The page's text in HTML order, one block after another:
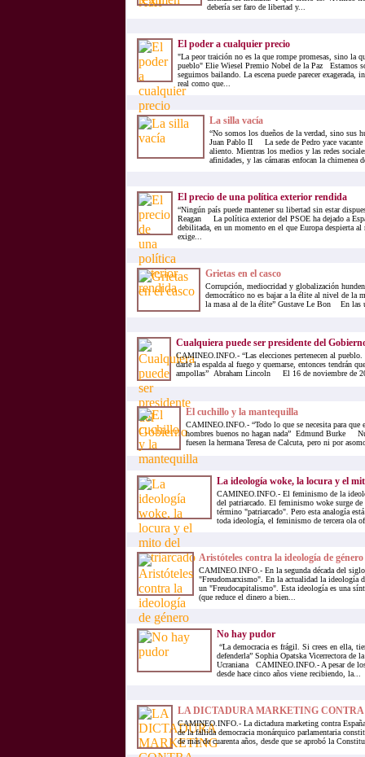
debería ser faro de libertad y...
El poder a cualquier precio
"La peor traición no es la que rompe promesas, sino la
pueblo" Elie Wiesel Premio Nobel de la Paz Estamos
seguimos bailando. La escena puede parecer exagerada,
real como que...
La silla vacía
“No somos los dueños de la verdad, sino sus
Juan Pablo II La sede de Pedro yace
aliento. Mientras los medios y las redes
afinidades, y las cámaras enfocan la chimenea
El precio de una política exterior rendida
“Ningún país puede mantener su libertad sin estar
Reagan La política exterior del PSOE ha dejado a
debilitada, en un momento en el que Europa despierta al
exige...
Grietas en el casco
Corrupción, mediocridad y globalización
democrático no es bajar a la élite al nivel de la
la masa al de la élite” Gustave Le Bon En las
Cualquiera puede ser presidente del
CAMINEO.INFO.- “Las elecciones pertenecen al
darle la espalda al fuego y quemarse, entonces tendrán
ampollas” Abraham Lincoln El 16 de noviembre de
El cuchillo y la mantequilla
CAMINEO.INFO.- “Todo lo que se necesita para que
hombres buenos no hagan nada” Edmund Burke
fuesen la hermana Teresa de Calcuta, pero ni por
La ideología woke, la locura y el
CAMINEO.INFO.- El feminismo de la
del patriarcado. El feminismo woke surge
término "patriarcado". Pero esta analogía
toda ideología, el feminismo de tercera ola
Aristóteles contra la ideología de género
CAMINEO.INFO.- En la segunda década del
"Freudomarxismo". En la actualidad la ideología
un "Freudocapitalismo". Esta ideología es una
(que reduce el dinero a bien...
No hay pudor
“La democracia es frágil. Si crees en ella,
defenderla” Sophia Opatska Vicerrectora de
Ucraniana CAMINEO.INFO.- A pesar de los
desde hace cinco años viene recibiendo, la...
LA DICTADURA MARKETING CONTRA
CAMINEO.INFO.- La dictadura marketing contra
de la fallida democracia monárquico parlamentaria
de más de cuarenta años, desde que se aprobó la